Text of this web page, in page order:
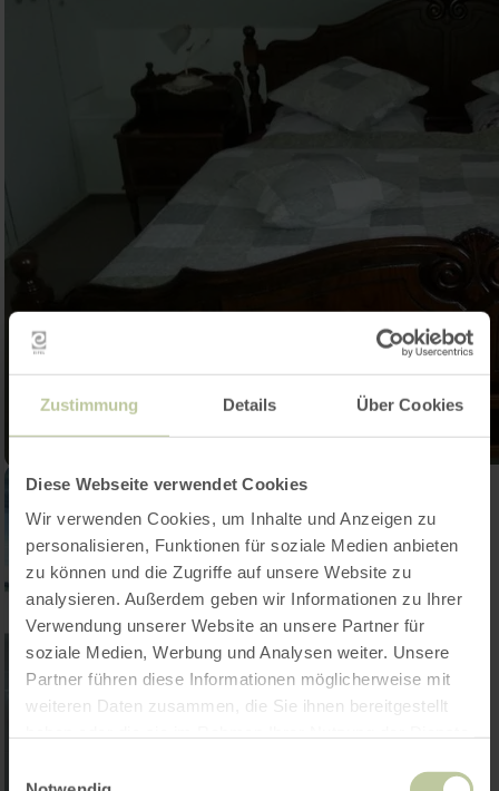
Zustimmung Details Über Cookies
Diese Webseite verwendet Cookies
Wir verwenden Cookies, um Inhalte und Anzeigen zu
personalisieren, Funktionen für soziale Medien anbieten
zu können und die Zugriffe auf unsere Website zu
analysieren. Außerdem geben wir Informationen zu Ihrer
Verwendung unserer Website an unsere Partner für
soziale Medien, Werbung und Analysen weiter. Unsere
Partner führen diese Informationen möglicherweise mit
weiteren Daten zusammen, die Sie ihnen bereitgestellt